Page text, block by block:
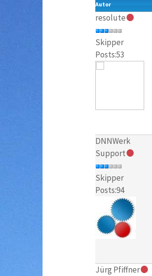
Autor
resolute
Skipper
Posts:53
DNNWerk
Support
Skipper
Posts:94
Jürg Pfiffner